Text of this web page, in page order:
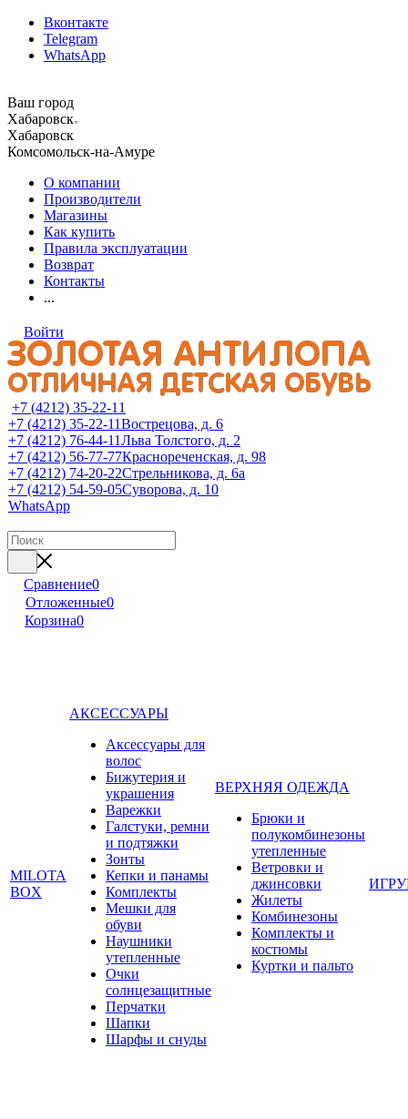
Вконтакте
Telegram
WhatsApp
Ваш город
Хабаровск
Хабаровск
Комсомольск-на-Амуре
О компании
Производители
Магазины
Как купить
Правила эксплуатации
Возврат
Контакты
...
Войти
+7 (4212) 35-22-11
+7 (4212) 35-22-11Вострецова, д. 6
+7 (4212) 76-44-11Льва Толстого, д. 2
+7 (4212) 56-77-77Краснореченская, д. 98
+7 (4212) 74-20-22Стрельникова, д. 6а
+7 (4212) 54-59-05Суворова, д. 10
WhatsApp
Сравнение0
Отложенные0
Корзина0
MILOTA
BOX
АКСЕССУАРЫ
Аксессуары для
волос
Бижутерия и
украшения
Варежки
Галстуки, ремни
и подтяжки
Зонты
Кепки и панамы
Комплекты
Мешки для
обуви
Наушники
утепленные
Очки
солнцезащитные
Перчатки
Шапки
Шарфы и снуды
ВЕРХНЯЯ ОДЕЖДА
Брюки и
полукомбинезоны
утепленные
Ветровки и
джинсовки
Жилеты
Комбинезоны
Комплекты и
костюмы
Куртки и пальто